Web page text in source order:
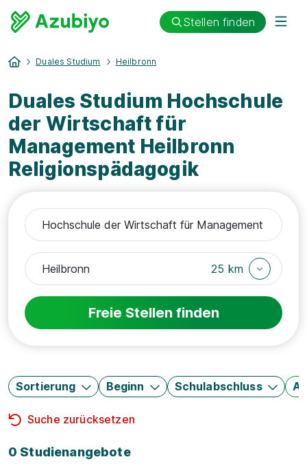
Stellen finden
Duales Studium Heilbronn
Duales Studium Hochschule
der Wirtschaft für
Management Heilbronn
Religionspädagogik
25 km
Freie Stellen finden
Sortierung Beginn Schulabschluss
Suche zurücksetzen
0 Studienangebote